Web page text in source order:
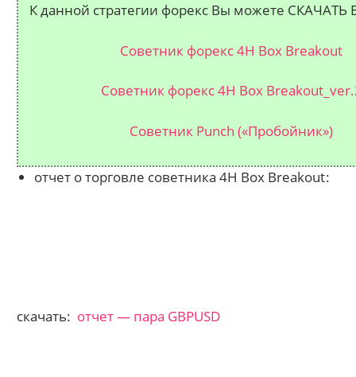
К данной стратегии форекс Вы можете
Советник форекс 4H Box Breakout
Советник форекс 4H Box
Советник Punch («Пробойник»)
отчет о торговле советника 4H Box Breakout:
скачать: отчет — пара GBPUSD